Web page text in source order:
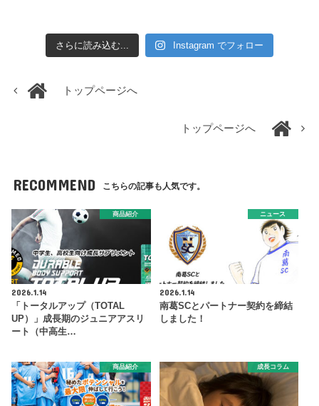
さらに読み込む... Instagram でフォロー
トップページへ
トップページへ
RECOMMEND こちらの記事も人気です。
商品紹介
2026.1.14
「トータルアップ（TOTAL
UP）」成長期のジュニアアスリ
ート（中高生…
ニュース
2026.1.14
南葛SCとパートナー契約を締結
しました！
商品紹介 成長コラム